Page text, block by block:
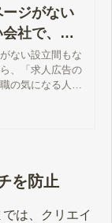
ジがない
社で、エ
を採用成
ない設立間もな
、「求人広告の
の気になる人材
活用で、プログ
を防止
は、クリエイ